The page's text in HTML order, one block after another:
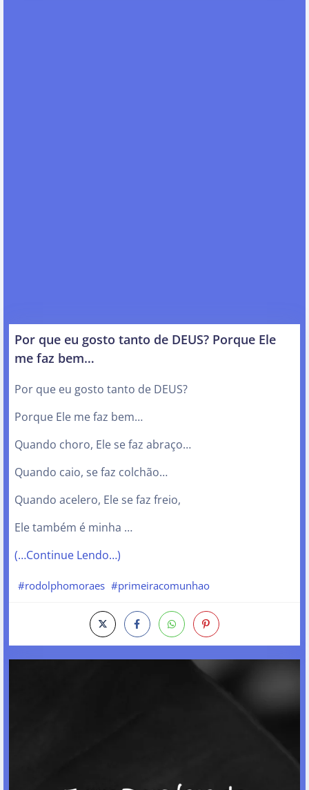
Por que eu gosto tanto de DEUS? Porque Ele
me faz bem…
Por que eu gosto tanto de DEUS?
Porque Ele me faz bem…
Quando choro, Ele se faz abraço…
Quando caio, se faz colchão…
Quando acelero, Ele se faz freio,
Ele também é minha …
(…Continue Lendo…)
#rodolphomoraes #primeiracomunhao